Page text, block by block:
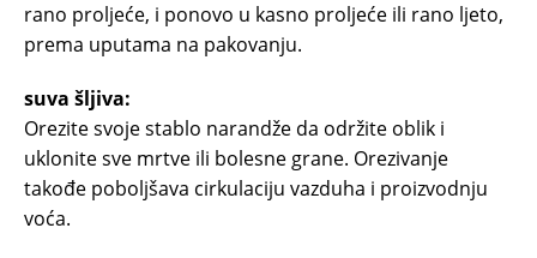
rano proljeće, i ponovo u kasno proljeće ili rano ljeto,
prema uputama na pakovanju.
suva šljiva:
Orezite svoje stablo narandže da održite oblik i
uklonite sve mrtve ili bolesne grane. Orezivanje
takođe poboljšava cirkulaciju vazduha i proizvodnju
voća.